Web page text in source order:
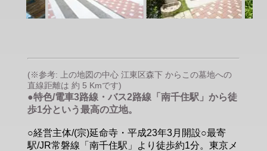
(※参考: 上の地図の中心 江東区森下 からこの墓地への
直線距離は 約 5 Kmです)
●特色/電車3路線・バス2路線「南千住駅」から徒
歩1分という最高の立地。
○経営主体/(宗)延命寺・平成23年3月開設○最寄
駅/JR常磐線「南千住駅」より徒歩約1分。東京メ